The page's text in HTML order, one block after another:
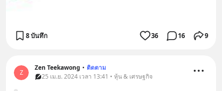
8 บันทึก 36 16 9
Z
Zen Teekawong • ติดตาม
25 เม.ย. 2024 เวลา 13:41 • หุ้น & เศรษฐกิจ